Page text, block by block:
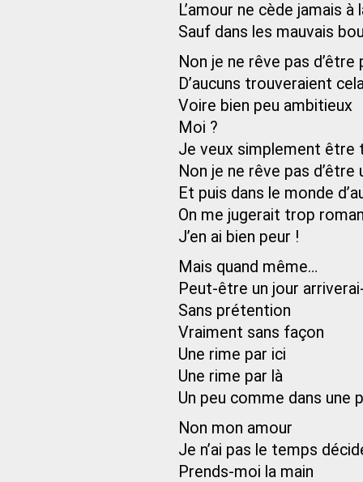
L’amour ne cède jamais à
Sauf dans les mauvais
Non je ne rêve pas d’être
D’aucuns trouveraient
Voire bien peu ambitieux
Moi ?
Je veux simplement être
Non je ne rêve pas d’être
Et puis dans le monde
On me jugerait trop
J’en ai bien peur !
Mais quand même…
Peut-être un jour
Sans prétention
Vraiment sans façon
Une rime par ici
Une rime par là
Un peu comme dans une
Non mon amour
Je n’ai pas le temps
Prends-moi la main